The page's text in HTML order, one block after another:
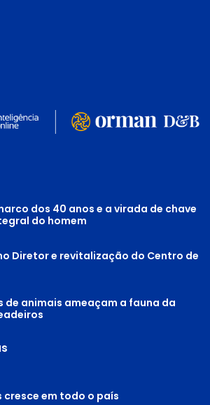
dos 40 anos e a virada de chave
do homem
Diretor e revitalização do Centro de
animais ameaçam a fauna da
em todo o país